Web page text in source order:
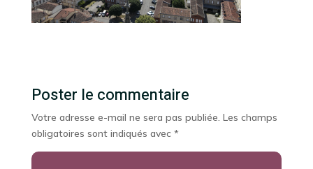
Poster le commentaire
Votre adresse e-mail ne sera pas publiée. Les champs
obligatoires sont indiqués avec *